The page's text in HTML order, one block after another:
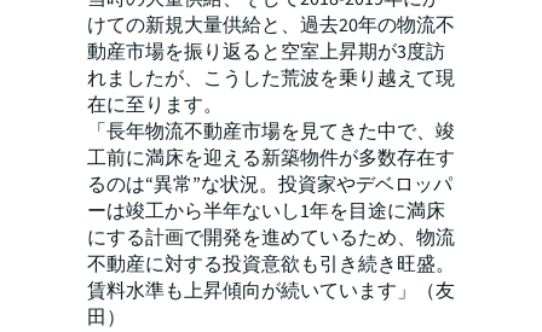
けての新規大量供給と、過去20年の物流不
動産市場を振り返ると空室上昇期が3度訪
れましたが、こうした荒波を乗り越えて現
在に至ります。
「長年物流不動産市場を見てきた中で、竣
工前に満床を迎える新築物件が多数存在す
るのは“異常”な状況。投資家やデベロッパ
ーは竣工から半年ないし1年を目途に満床
にする計画で開発を進めているため、物流
不動産に対する投資意欲も引き続き旺盛。
賃料水準も上昇傾向が続いています」（友
田）